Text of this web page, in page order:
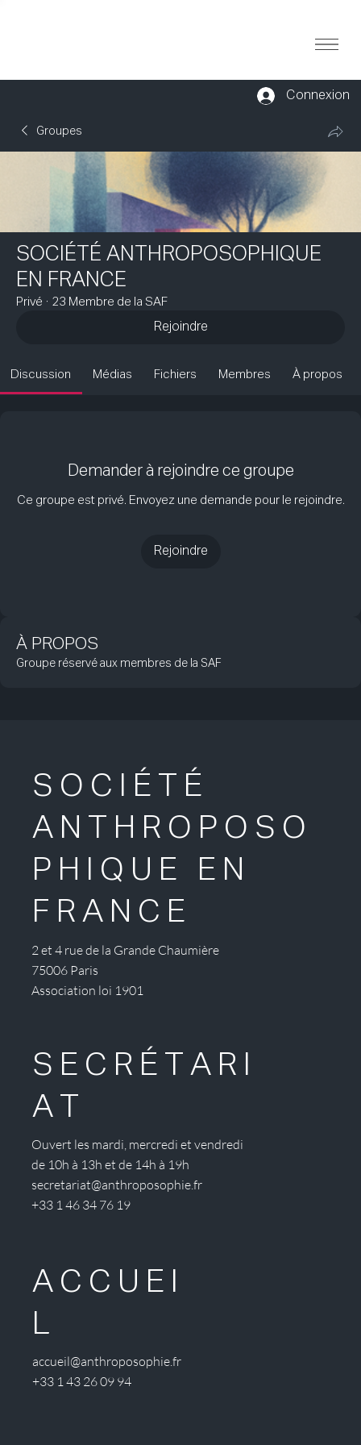
Groupes
SOCIÉTÉ ANTHROPOSOPHIQUE
EN FRANCE
Privé · 23 Membre de la SAF
Rejoindre
Discussion Médias Fichiers Membres À propos
Demander à rejoindre ce groupe
Ce groupe est privé. Envoyez une demande pour le rejoindre.
Rejoindre
À PROPOS
Groupe réservé aux membres de la SAF
Connexion
SOCIÉTÉ
ANTHROPOSO
PHIQUE EN
FRANCE
2 et 4 rue de la Grande Chaumière
75006 Paris
Association loi 1901
SECRÉTARI
AT
Ouvert les mardi, mercredi et vendredi
de 10h à 13h et de 14h à 19h
secretariat@anthroposophie.fr
+33 1 46 34 76 19
ACCUEI
L
accueil@anthroposophie.fr
+33 1 43 26 09 94